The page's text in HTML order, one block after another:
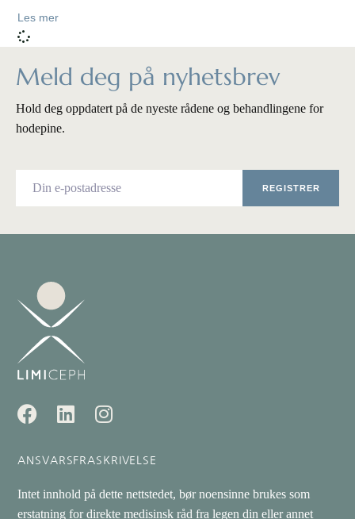
Les mer
Meld deg på nyhetsbrev
Hold deg oppdatert på de nyeste rådene og behandlingene for
hodepine.
ANSVARSFRASKRIVELSE
Intet innhold på dette nettstedet, bør noensinne brukes som
erstatning for direkte medisinsk råd fra legen din eller annet